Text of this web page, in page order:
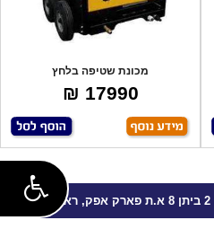
מכונת שטיפה בלחץ
מקצועית-קרים/חמים. תוצר
17990 ₪